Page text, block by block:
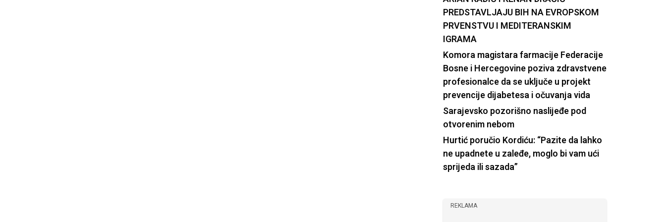
PREDSTAVLJAJU BIH NA EVROPSKOM
PRVENSTVU I MEDITERANSKIM
IGRAMA
Komora magistara farmacije Federacije
Bosne i Hercegovine poziva zdravstvene
profesionalce da se uključe u projekt
prevencije dijabetesa i očuvanja vida
Sarajevsko pozorišno naslijeđe pod
otvorenim nebom
Hurtić poručio Kordiću: “Pazite da lahko
ne upadnete u zaleđe, moglo bi vam ući
sprijeda ili sazada”
REKLAMA